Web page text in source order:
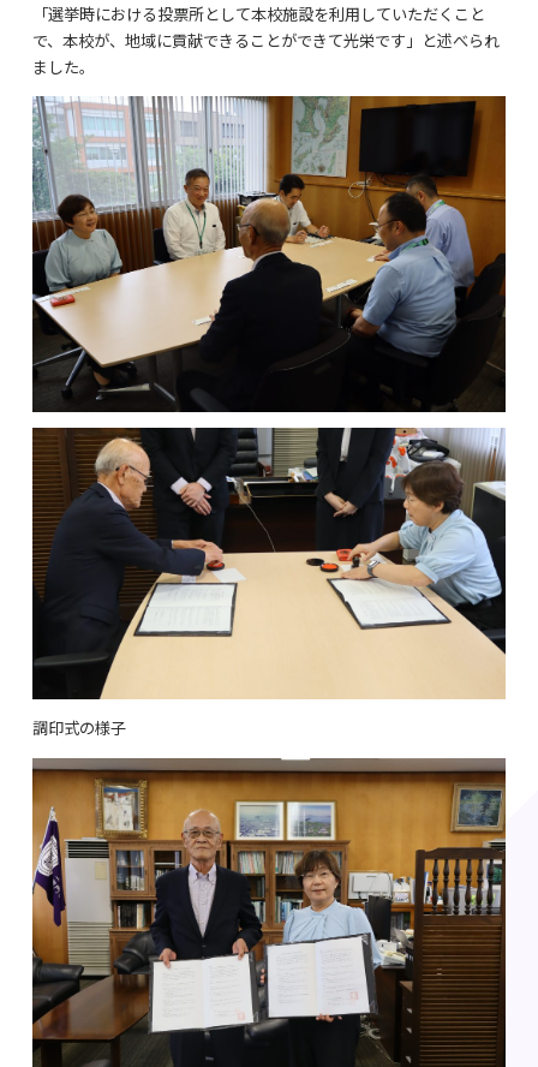
「選挙時における投票所として本校施設を利用していただくこと
で、本校が、地域に貢献できることができて光栄です」と述べられ
ました。
調印式の様子